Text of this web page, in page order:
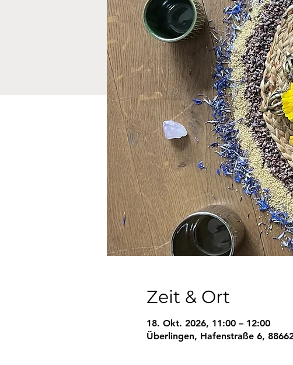
Zeit & Ort
18. Okt. 2026, 11:00 – 12:00
Überlingen, Hafenstraße 6,